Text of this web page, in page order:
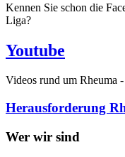
Kennen Sie schon die
Liga?
Youtube
Videos rund um Rheuma
Herausforderung
Wer wir sind